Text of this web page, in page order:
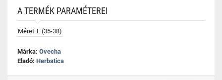
A TERMÉK PARAMÉTEREI
Méret: L (35-38)
Márka: Ovecha
Eladó: Herbatica